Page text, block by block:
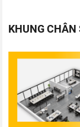
KHUNG CHÂN